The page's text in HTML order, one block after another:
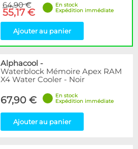
64,90 €
55,17 €
En stock
Expédition immédiate
Ajouter au panier
Alphacool -
Waterblock Mémoire Apex RAM
X4 Water Cooler - Noir
67,90 €
En stock
Expédition immédiate
Ajouter au panier